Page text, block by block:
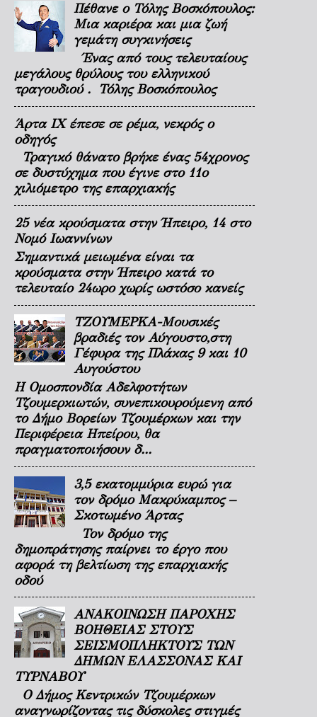
Πέθανε ο Τόλης Βοσκόπουλος:
Μια καριέρα και μια ζωή
γεμάτη συγκινήσεις
Ένας από τους τελευταίους
μεγάλους θρύλους του ελληνικού
τραγουδιού . Τόλης Βοσκόπουλος
Άρτα ΙΧ έπεσε σε ρέμα, νεκρός ο
οδηγός
Τραγικό θάνατο βρήκε ένας 54χρονος
σε δυστύχημα που έγινε στο 11ο
χιλιόμετρο της επαρχιακής
25 νέα κρούσματα στην Ήπειρο, 14 στο
Νομό Ιωαννίνων
Σημαντικά μειωμένα είναι τα
κρούσματα στην Ήπειρο κατά το
τελευταίο 24ωρο χωρίς ωστόσο κανείς
ΤΖΟΥΜΕΡΚΑ-Μουσικές
βραδιές τον Αύγουστο,στη
Γέφυρα της Πλάκας 9 και 10
Αυγούστου
Η Ομοσπονδία Αδελφοτήτων
Τζουμερκιωτών, συνεπικουρούμενη από
το Δήμο Βορείων Τζουμέρκων και την
Περιφέρεια Ηπείρου, θα
πραγματοποιήσουν δ...
3,5 εκατομμύρια ευρώ για
τον δρόμο Μακρύκαμπος –
Σκοτωμένο Άρτας
Τον δρόμο της
δημοπράτησης παίρνει το έργο που
αφορά τη βελτίωση της επαρχιακής
οδού
ΑΝΑΚΟΙΝΩΣΗ ΠΑΡΟΧΗΣ
ΒΟΗΘΕΙΑΣ ΣΤΟΥΣ
ΣΕΙΣΜΟΠΛΗΚΤΟΥΣ ΤΩΝ
ΔΗΜΩΝ ΕΛΑΣΣΟΝΑΣ ΚΑΙ
ΤΥΡΝΑΒΟΥ
Ο Δήμος Κεντρικών Τζουμέρκων
αναγνωρίζοντας τις δύσκολες στιγμές